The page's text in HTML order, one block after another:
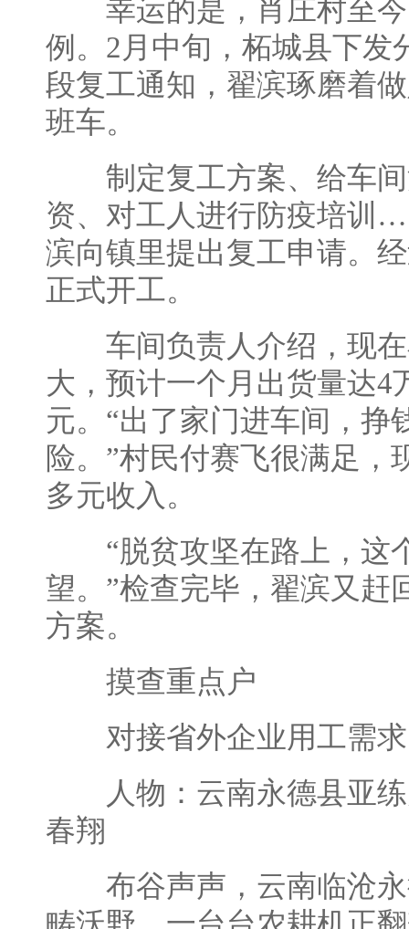
幸运的是，肖庄村至今
例。2月中旬，柘城县下发
段复工通知，翟滨琢磨着
班车。
制定复工方案、给车间
资、对工人进行防疫培训
滨向镇里提出复工申请。
正式开工。
车间负责人介绍，现在
大，预计一个月出货量达4
元。“出了家门进车间，挣
险。”村民付赛飞很满足，
多元收入。
“脱贫攻坚在路上，这
望。”检查完毕，翟滨又赶
方案。
摸查重点户
对接省外企业用工需求
人物：云南永德县亚练
春翔
布谷声声，云南临沧永